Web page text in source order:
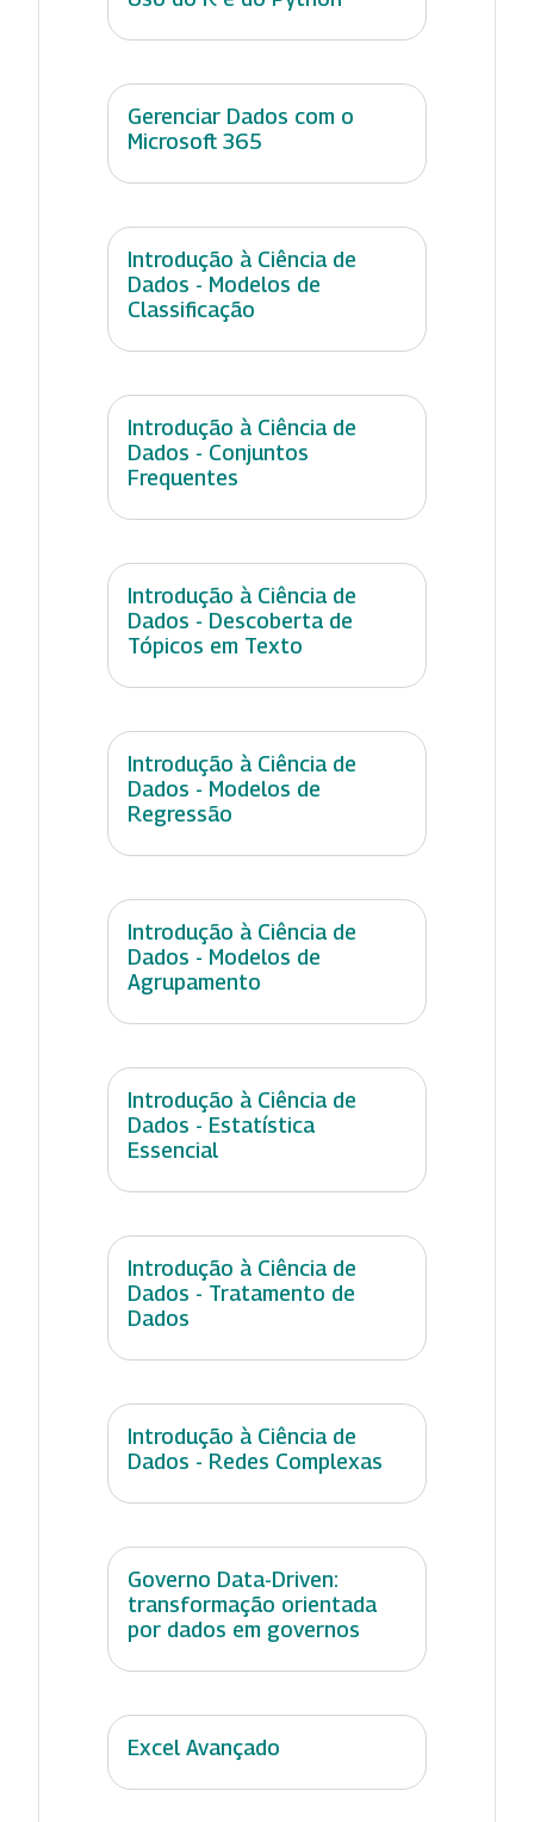
Gerenciar Dados com o
Microsoft 365
Introdução à Ciência de
Dados - Modelos de
Classificação
Introdução à Ciência de
Dados - Conjuntos
Frequentes
Introdução à Ciência de
Dados - Descoberta de
Tópicos em Texto
Introdução à Ciência de
Dados - Modelos de
Regressão
Introdução à Ciência de
Dados - Modelos de
Agrupamento
Introdução à Ciência de
Dados - Estatística
Essencial
Introdução à Ciência de
Dados - Tratamento de
Dados
Introdução à Ciência de
Dados - Redes Complexas
Governo Data-Driven:
transformação orientada
por dados em governos
Excel Avançado